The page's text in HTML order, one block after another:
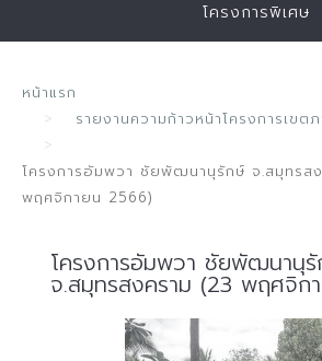
โครงการพิเศษ
หน้าแรก
รายงานความก้าวหน้าโครงการเขต
โครงการอัมพวา ชัยพัฒนานุรักษ์ จ.สมุทรส
พฤศจิกายน 2566)
โครงการอัมพวา ชัยพัฒนานุ
จ.สมุทรสงคราม (23 พฤศจิก